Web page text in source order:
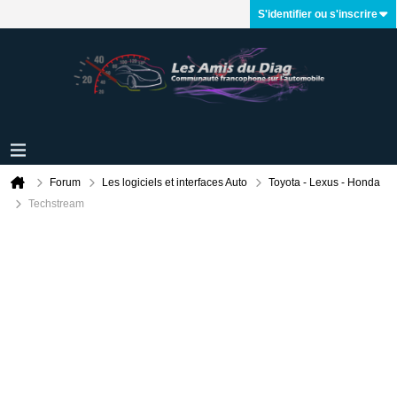
S'identifier ou s'inscrire
Forum Les logiciels et interfaces Auto
Toyota - Lexus - Honda
Techstream